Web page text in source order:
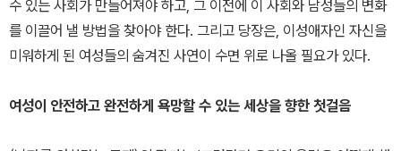
수 있는 사회가 만들어져야 하고, 그 이전에 이 사회와 남성들의 변화
를 이끌어 낼 방법을 찾아야 한다. 그리고 당장은, 이성애자인 자신을
미워하게 된 여성들의 숨겨진 사연이 수면 위로 나올 필요가 있다.
여성이 안전하고 완전하게 욕망할 수 있는 세상을 향한 첫걸음